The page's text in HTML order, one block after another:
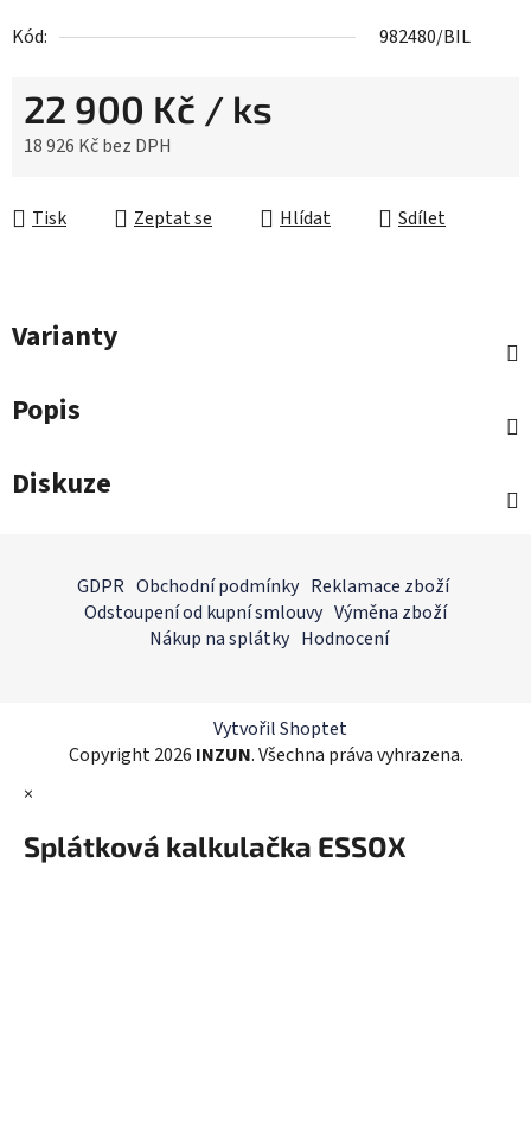
Kód: 982480/BIL
22 900 Kč / ks
18 926 Kč bez DPH
Tisk
Zeptat se Hlídat Sdílet
Varianty
Popis
Diskuze
GDPR Obchodní podmínky Reklamace zboží
Odstoupení od kupní smlouvy Výměna zboží
Nákup na splátky Hodnocení
Vytvořil Shoptet
Copyright 2026 INZUN. Všechna práva vyhrazena.
×
Splátková kalkulačka ESSOX